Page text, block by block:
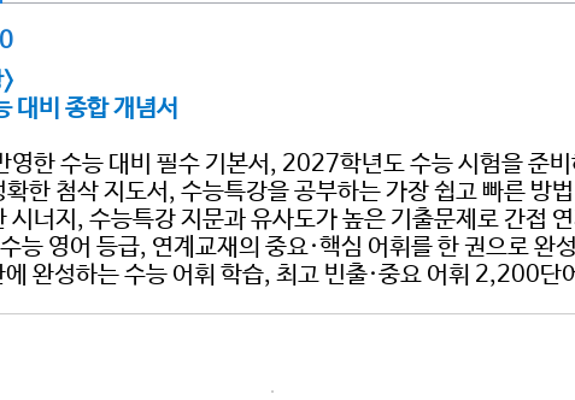
대비 종합 개념서
한 수능 대비 필수 기본서, 2027학년도 수능 시험을 준
한 첨삭 지도서, 수능특강을 공부하는 가장 쉽고 빠른 방법
너지, 수능특강 지문과 유사도가 높은 기출문제로 간접 연
영어 등급, 연계교재의 중요·핵심 어휘를 한 권으로 완성
성하는 수능 어휘 학습, 최고 빈출·중요 어휘 2,200단